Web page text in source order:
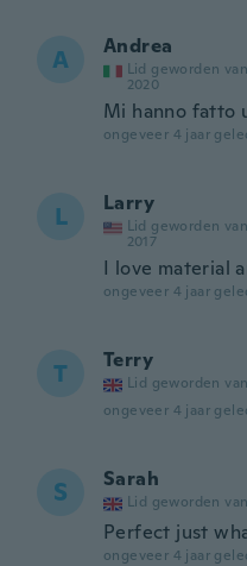
A Andrea
Lid geworden van
2020
Mi hanno fatto
ongeveer 4 jaar
L Larry
Lid geworden van
2017
I love material
ongeveer 4 jaar
T Terry
Lid geworden
ongeveer 4 jaar
S Sarah
Lid geworden
Perfect just
ongeveer 4 jaar